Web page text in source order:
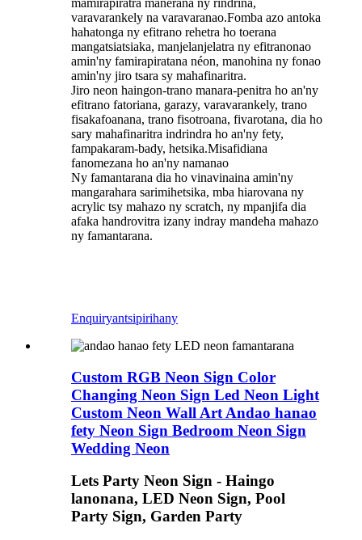
varavarankely na varavaranao.Fomba azo antoka
hahatonga ny efitrano rehetra ho toerana
mangatsiatsiaka, manjelanjelatra ny efitranonao
amin'ny famirapiratana néon, manohina ny fonao
amin'ny jiro tsara sy mahafinaritra.
Jiro neon haingon-trano manara-penitra ho an'ny
efitrano fatoriana, garazy, varavarankely, trano
fisakafoanana, trano fisotroana, fivarotana, dia ho
sary mahafinaritra indrindra ho an'ny fety,
fampakaram-bady, hetsika.Misafidiana
fanomezana ho an'ny namanao
Ny famantarana dia ho vinavinaina amin'ny
mangarahara sarimihetsika, mba hiarovana ny
acrylic tsy mahazo ny scratch, ny mpanjifa dia
afaka handrovitra izany indray mandeha mahazo
ny famantarana.
Enquiryantsipirihany
Custom RGB Neon Sign Color
Changing Neon Sign Led Neon Light
Custom Neon Wall Art Andao hanao
fety Neon Sign Bedroom Neon Sign
Wedding Neon
Lets Party Neon Sign - Haingo
lanonana, LED Neon Sign, Pool
Party Sign, Garden Party